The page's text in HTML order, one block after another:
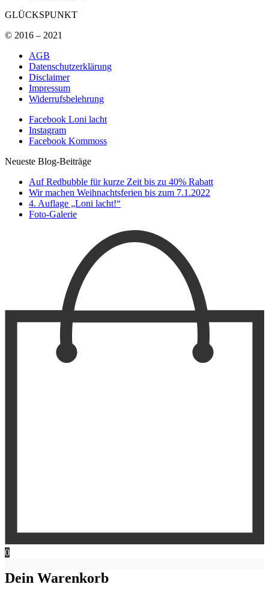
GLÜCKSPUNKT
© 2016 – 2021
AGB
Datenschutzerklärung
Disclaimer
Impressum
Widerrufsbelehrung
Facebook Loni lacht
Instagram
Facebook Kommoss
Neueste Blog-Beiträge
Auf Redbubble für kurze Zeit bis zu 40% Rabatt
Wir machen Weihnachtsferien bis zum 7.1.2022
4. Auflage „Loni lacht!“
Foto-Galerie
0
Dein Warenkorb